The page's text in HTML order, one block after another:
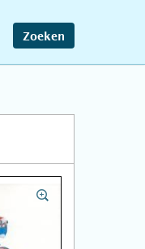
Zoeken